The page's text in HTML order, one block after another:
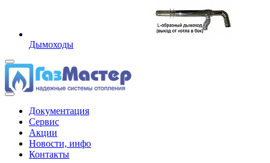
Дымоходы
Документация
Сервис
Акции
Новости, инфо
Контакты